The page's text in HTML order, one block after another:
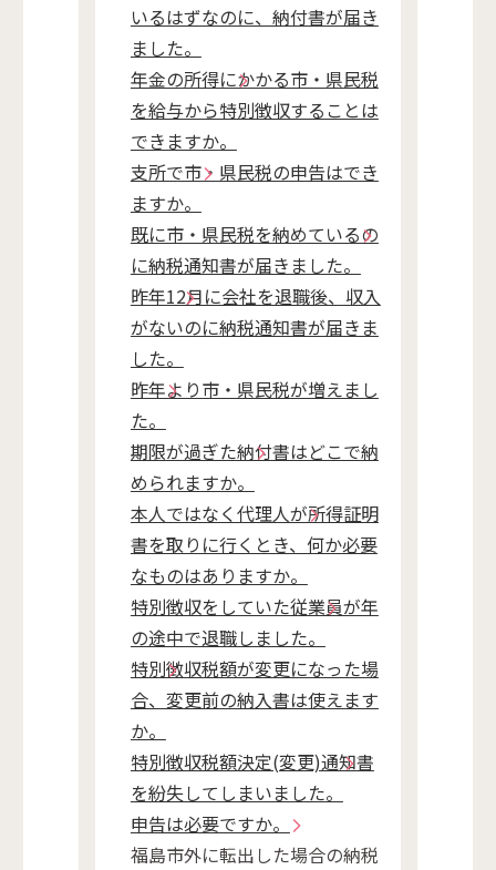
いるはずなのに、納付書が届き
ました。
年金の所得にかかる市・県民税
を給与から特別徴収することは
できますか。
支所で市・県民税の申告はでき
ますか。
既に市・県民税を納めているの
に納税通知書が届きました。
昨年12月に会社を退職後、収入
がないのに納税通知書が届きま
した。
昨年より市・県民税が増えまし
た。
期限が過ぎた納付書はどこで納
められますか。
本人ではなく代理人が所得証明
書を取りに行くとき、何か必要
なものはありますか。
特別徴収をしていた従業員が年
の途中で退職しました。
特別徴収税額が変更になった場
合、変更前の納入書は使えます
か。
特別徴収税額決定(変更)通知書
を紛失してしまいました。
申告は必要ですか。
福島市外に転出した場合の納税